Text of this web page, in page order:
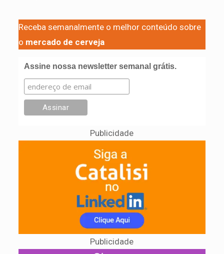
Receba semanalmente o melhor conteúdo sobre
o mercado de cerveja
Assine nossa newsletter semanal grátis.
Publicidade
Publicidade